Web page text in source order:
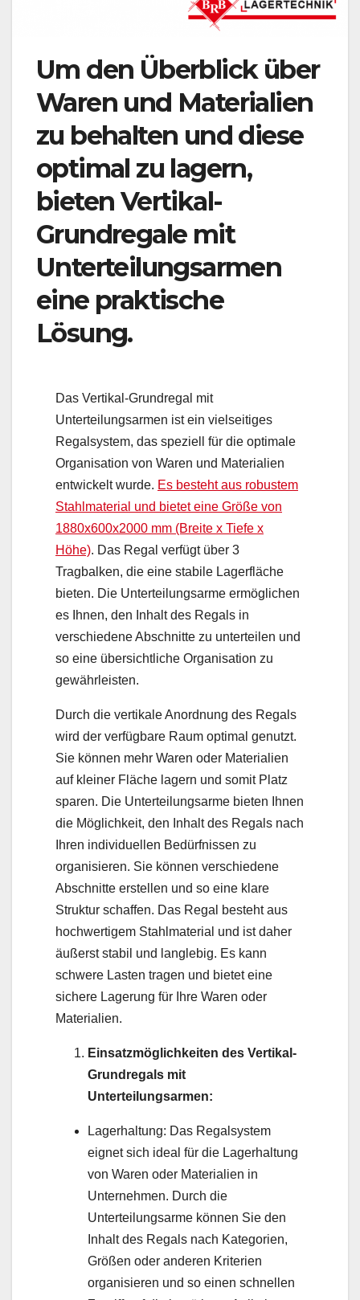
Um den Überblick über
Waren und Materialien
zu behalten und diese
optimal zu lagern,
bieten Vertikal-
Grundregale mit
Unterteilungsarmen
eine praktische
Lösung.
Das Vertikal-Grundregal mit
Unterteilungsarmen ist ein vielseitiges
Regalsystem, das speziell für die optimale
Organisation von Waren und Materialien
entwickelt wurde. Es besteht aus robustem
Stahlmaterial und bietet eine Größe von
1880x600x2000 mm (Breite x Tiefe x
Höhe). Das Regal verfügt über 3
Tragbalken, die eine stabile Lagerfläche
bieten. Die Unterteilungsarme ermöglichen
es Ihnen, den Inhalt des Regals in
verschiedene Abschnitte zu unterteilen und
so eine übersichtliche Organisation zu
gewährleisten.
Durch die vertikale Anordnung des Regals
wird der verfügbare Raum optimal genutzt.
Sie können mehr Waren oder Materialien
auf kleiner Fläche lagern und somit Platz
sparen. Die Unterteilungsarme bieten Ihnen
die Möglichkeit, den Inhalt des Regals nach
Ihren individuellen Bedürfnissen zu
organisieren. Sie können verschiedene
Abschnitte erstellen und so eine klare
Struktur schaffen. Das Regal besteht aus
hochwertigem Stahlmaterial und ist daher
äußerst stabil und langlebig. Es kann
schwere Lasten tragen und bietet eine
sichere Lagerung für Ihre Waren oder
Materialien.
Einsatzmöglichkeiten des Vertikal-
Grundregals mit
Unterteilungsarmen:
Lagerhaltung: Das Regalsystem
eignet sich ideal für die Lagerhaltung
von Waren oder Materialien in
Unternehmen. Durch die
Unterteilungsarme können Sie den
Inhalt des Regals nach Kategorien,
Größen oder anderen Kriterien
organisieren und so einen schnellen